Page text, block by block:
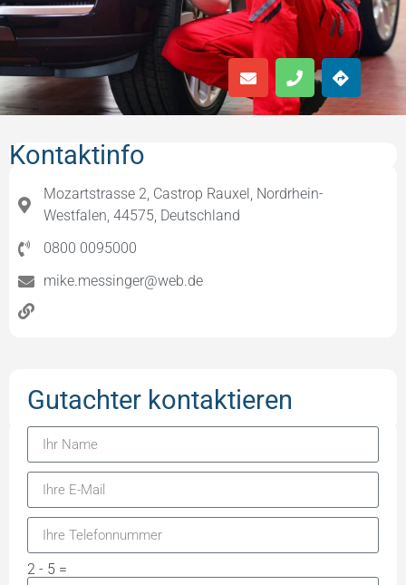
Kontaktinfo
Mozartstrasse 2, Castrop Rauxel, Nordrhein-
Westfalen, 44575, Deutschland
0800 0095000
mike.messinger@web.de
Gutachter kontaktieren
2 - 5 =